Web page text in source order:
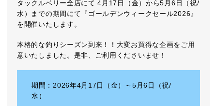
タックルベリー全店にて 4月17日（金）から5月6日（祝/
水）までの期間にて『ゴールデンウィークセール2026』
を開催いたします。
本格的な釣りシーズン到来！！大変お買得な企画をご用
意いたしました。是非、ご利用くださいませ！
期間：2026年4月17日（金）～5月6日（祝/
水）